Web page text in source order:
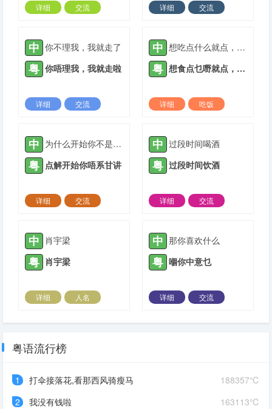
详细
交流
详细
交流
中 你不理我，我就走了
粤 你唔理我，我就走啦
详细
交流
中 想吃点什么就点，不用客气
粤 想食点乜嘢就点，唔使客气
详细
吃饭
中 为什么开始你不是这么说
粤 点解开始你唔系甘讲
详细
交流
中 过段时间喝酒
粤 过段时间饮酒
详细
交流
中 肖宇梁
粤 肖宇梁
详细
人名
中 那你喜欢什么
粤 嗰你中意乜
详细
交流
粤语流行榜
188357℃
1
打伞接落花,看那西风骑瘦马
163113℃
2
我没有钱啦